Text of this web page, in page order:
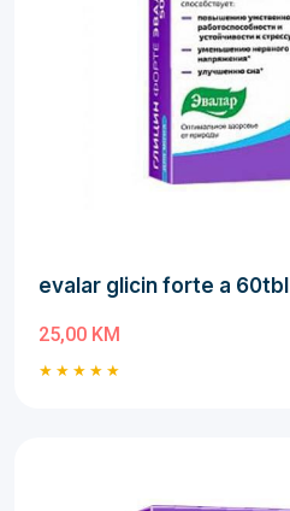
evalar glicin forte a 60tbl
25,00 KM